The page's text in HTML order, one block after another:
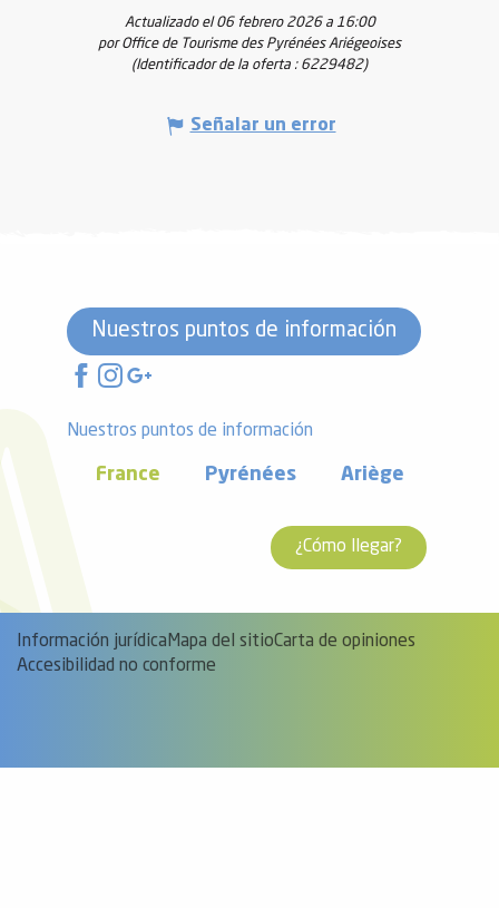
Actualizado el 06 febrero 2026 a 16:00
por Office de Tourisme des Pyrénées Ariégeoises
(Identificador de la oferta : 6229482)
Señalar un error
Nuestros puntos de información
Nuestros puntos de información
France Pyrénées Ariège
¿Cómo llegar?
Información jurídica Mapa del sitioCarta de opiniones
Accesibilidad no conforme